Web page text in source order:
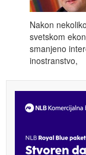
Nakon
svetskom
smanjeno
inostranstvo,